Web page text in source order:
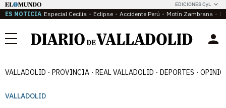
EDICIONES CyL
ES NOTICIA Especial Cecilia Eclipse Accidente Perú Motín Zambrana
Menú
VALLADOLID PROVINCIA REAL VALLADOLID DEPORTES
VALLADOLID